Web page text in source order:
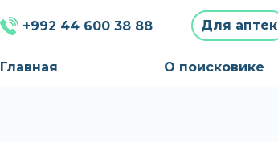
+992 44 600 38 88 Для аптек
Главная О поисковике